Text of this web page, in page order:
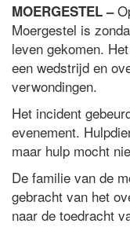
MOERGESTEL –
Moergestel is
leven gekomen.
een wedstrijd en
verwondingen.
Het incident
evenement.
maar hulp mocht
De familie van de
gebracht van het
naar de toedracht